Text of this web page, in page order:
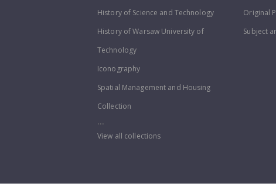
History of Science and Technology
History of Warsaw University of
Technology
Iconography
Spatial Management and Housing
Collection
...
View all collections
Original
Subject